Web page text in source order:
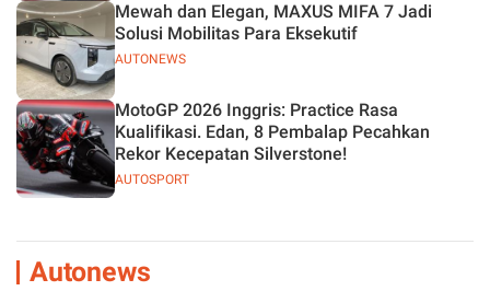
AUTONEWS
Mewah dan Elegan, MAXUS MIFA 7 Jadi
Solusi Mobilitas Para Eksekutif
AUTOSPORT
MotoGP 2026 Inggris: Practice Rasa
Kualifikasi. Edan, 8 Pembalap Pecahkan
Rekor Kecepatan Silverstone!
Autonews